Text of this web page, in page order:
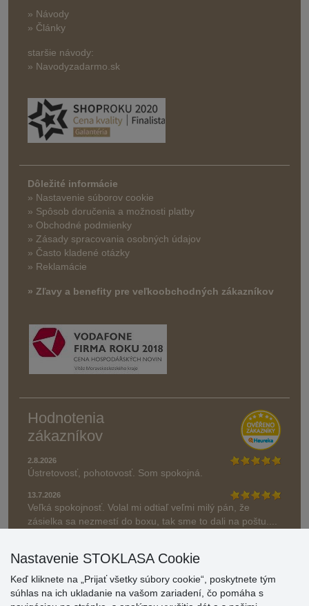
» Návody
» Články
staršie návody:
» Navodyzadarmo.sk
Dôležité informácie
» Nastavenie súborov cookie
» Spôsob doručenia a možnosti platby
» Obchodné podmienky
» Zásady spracovania osobných údajov
» Často kladené otázky
» Reklamácie
» Zľavy a benefity pre veľkoobchodných zákazníkov
Hodnotenia
zákazníkov
2.8.2026
Ústretovosť, pohotovosť. Som spokojná.
13.7.2026
Veľká spokojnosť. Volal mi odtiaľ veľmi milý pán, že
zásielka sa nezmestí do boxu, tak sme to dali na poštu....
» Aktuálne 6948 recenzií
Nastavenie STOKLASA Cookie
Keď kliknete na „Prijať všetky súbory cookie“, poskytnete tým
súhlas na ich ukladanie na vašom zariadení, čo pomáha s